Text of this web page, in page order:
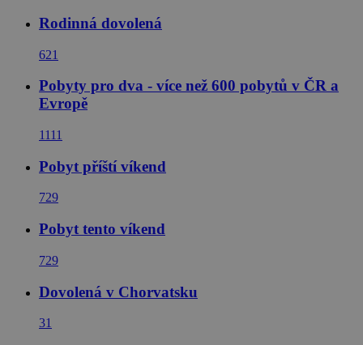
Rodinná dovolená
621
Pobyty pro dva - více než 600 pobytů v ČR a
Evropě
1111
Pobyt příští víkend
729
Pobyt tento víkend
729
Dovolená v Chorvatsku
31